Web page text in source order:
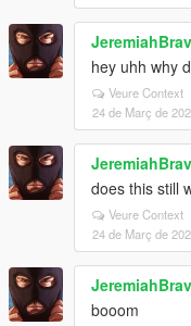
hey uhh why
Veure Context
24 de Març de
does this still
Veure Context
24 de Març de
booom